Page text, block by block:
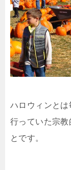
ハロウィンと
行っていた宗教
とです。